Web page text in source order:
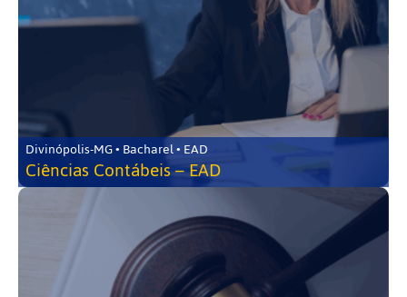
Divinópolis-MG • Bacharel • EAD
Ciências Contábeis – EAD